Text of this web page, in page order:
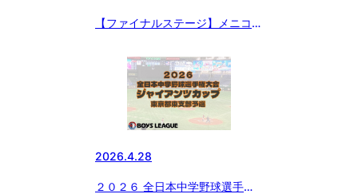
【ファイナルステージ】メニコン
イズリーグ
2026.4.28
２０２６ 全日本中学野球選手権